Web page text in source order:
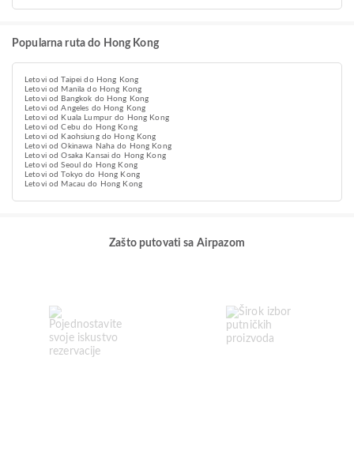
Popularna ruta do Hong Kong
Letovi od Taipei do Hong Kong
Letovi od Manila do Hong Kong
Letovi od Bangkok do Hong Kong
Letovi od Angeles do Hong Kong
Letovi od Kuala Lumpur do Hong Kong
Letovi od Cebu do Hong Kong
Letovi od Kaohsiung do Hong Kong
Letovi od Okinawa Naha do Hong Kong
Letovi od Osaka Kansai do Hong Kong
Letovi od Seoul do Hong Kong
Letovi od Tokyo do Hong Kong
Letovi od Macau do Hong Kong
Zašto putovati sa Airpazom